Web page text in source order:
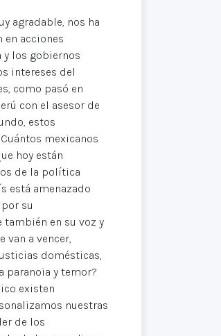
agradable, nos ha
acciones
los gobiernos
intereses del
como pasó en
con el asesor de
estos
mexicanos
hoy están
de la política
está amenazado
su
en su voz y
a vencer,
domésticas,
paranoia y temor?
existen
nuestras
de los